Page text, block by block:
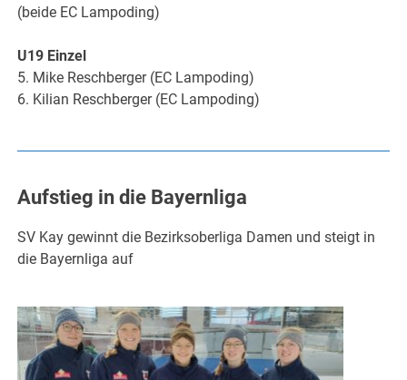
(beide EC Lampoding)
U19 Einzel
5. Mike Reschberger (EC Lampoding)
6. Kilian Reschberger (EC Lampoding)
Aufstieg in die Bayernliga
SV Kay gewinnt die Bezirksoberliga Damen und steigt in
die Bayernliga auf